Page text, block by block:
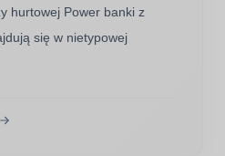
hurtowej Power banki z
się w nietypowej